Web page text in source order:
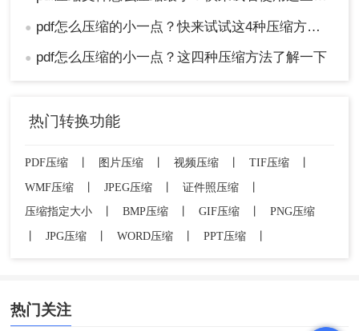
● pdf怎么压缩的小一点？快来试试这4种压缩方法！
● pdf怎么压缩的小一点？这四种压缩方法了解一下
热门转换功能
PDF压缩 丨 图片压缩 丨 视频压缩 丨 TIF压缩
丨
WMF压缩
丨 JPEG压缩 丨 证件照压缩
丨
压缩指定大小
BMP压缩 GIF压缩
PNG压缩
JPG压缩 WORD压缩 PPT压缩
热门关注